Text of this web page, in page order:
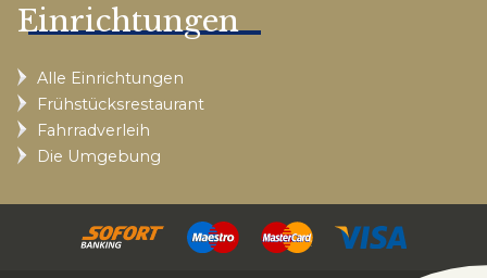
Einrichtungen
Alle Einrichtungen
Frühstücksrestaurant
Fahrradverleih
Die Umgebung